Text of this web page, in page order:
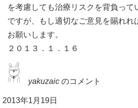
を考慮しても治療リスクを背負って
ですが、もし適切なご意見を賜れれ
お願いします。
２０１３．１．１６
yakuzaic のコメント
2013年1月19日